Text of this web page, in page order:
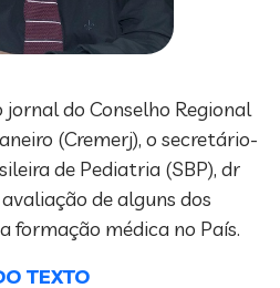
do Conselho Regional
(Cremerj), o secretário-
de Pediatria (SBP), dr
de alguns dos
formação médica no País.
TEXTO